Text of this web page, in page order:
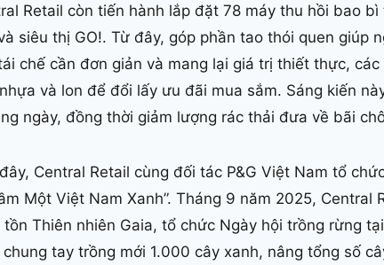
Retail còn tiến hành lắp đặt 78 máy thu hồi bao bì
siêu thị GO!. Từ đây, góp phần tao thói quen giúp
chế cần đơn giản và mang lại giá trị thiết thực, các
và lon để đổi lấy ưu đãi mua sắm. Sáng kiến
ngày, đồng thời giảm lượng rác thải đưa về bãi
Central Retail cùng đối tác P&G Việt Nam tổ
Một Việt Nam Xanh”. Tháng 9 năm 2025, Central
tồn Thiên nhiên Gaia, tổ chức Ngày hội trồng rừng
tay trồng mới 1.000 cây xanh, nâng tổng số